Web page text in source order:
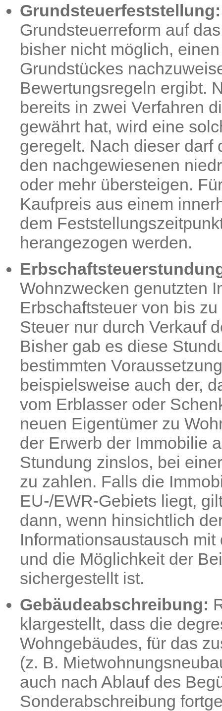
Grundsteuerfeststellung:
Grundsteuerreform auf
bisher nicht möglich,
Grundstückes
Bewertungsregeln ergibt.
bereits in zwei Verfahren
gewährt hat, wird eine
geregelt. Nach dieser darf
den nachgewiesenen
oder mehr übersteigen.
Kaufpreis aus einem
dem
herangezogen werden.
Wohnzwecken genutzten
Erbschaftsteuer von bis
Steuer nur durch Verkauf
Bisher gab es diese
bestimmten
beispielsweise auch der,
vom Erblasser oder
neuen Eigentümer zu
der Erwerb der Immobilie
Stundung zinslos, bei
zu zahlen. Falls die
EU-/EWR-Gebiets liegt,
dann, wenn hinsichtlich
Informationsaustausch
und die Möglichkeit der
sichergestellt ist.
Gebäudeabschreibung:
klargestellt, dass die
Wohngebäudes, für das
(z. B.
auch nach Ablauf des
Sonderabschreibung